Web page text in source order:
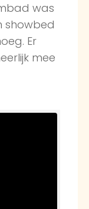
was
showbed
Er
mee